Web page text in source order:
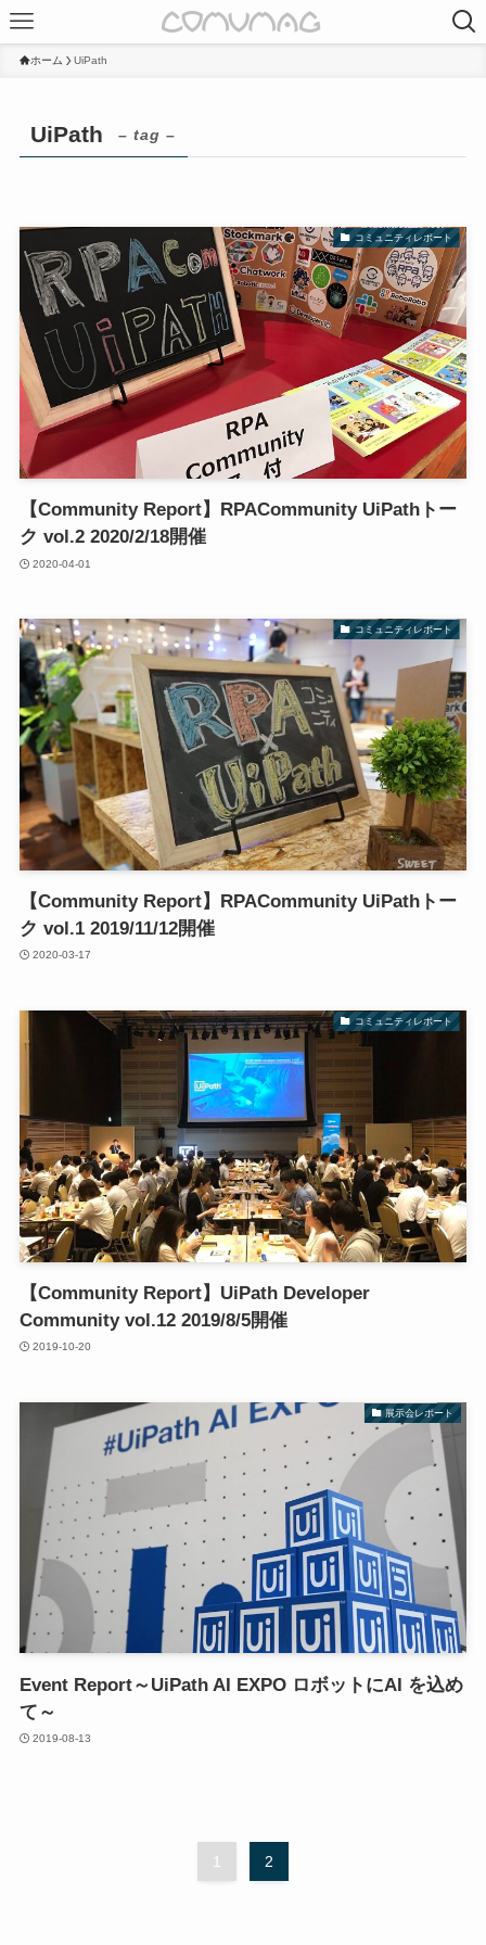
ホーム UiPath
UiPath – tag –
コミュニティレポート
【Community Report】RPACommunity UiPathトー
ク vol.2 2020/2/18開催
2020-04-01
コミュニティレポート
【Community Report】RPACommunity UiPathトー
ク vol.1 2019/11/12開催
2020-03-17
コミュニティレポート
【Community Report】UiPath Developer
Community vol.12 2019/8/5開催
2019-10-20
展示会レポート
Event Report～UiPath AI EXPO ロボットにAI を込め
て～
2019-08-13
1 2